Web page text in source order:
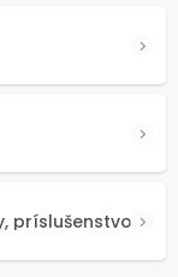
príslušenstvo